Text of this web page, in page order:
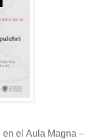
en el Aula Magna –